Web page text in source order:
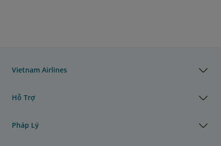
Vietnam Airlines
Hỗ Trợ
Pháp Lý